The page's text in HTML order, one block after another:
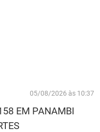
05/08/2026 às 10:37
EM PANAMBI